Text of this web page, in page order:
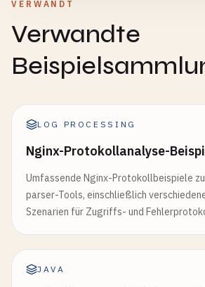
VERWANDT
Verwandte
LOG PROCESSING
Nginx-Protokollanalyse-
Umfassende Nginx-Protokollbeispiele
parser-Tools, einschließlich
Szenarien für Zugriffs- und
JAVA